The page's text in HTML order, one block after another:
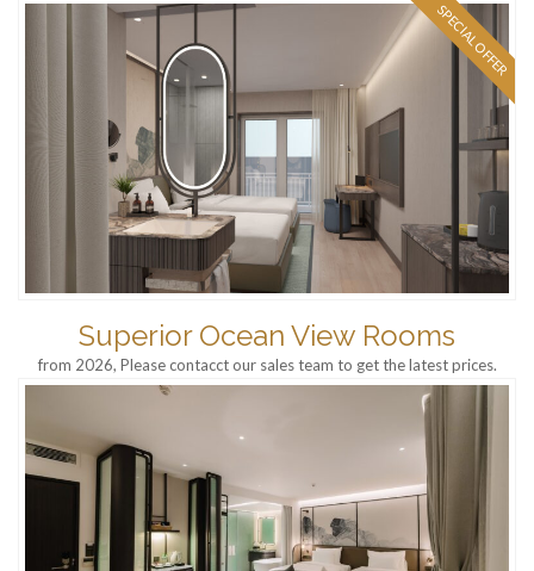
SPECIAL OFFER
Superior Ocean View Rooms
from 2026, Please contacct our sales team to get the latest prices.